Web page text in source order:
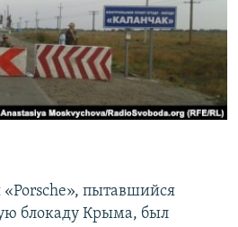
КРЫМА
«Porsche», пытавшийся
блокаду Крыма, был